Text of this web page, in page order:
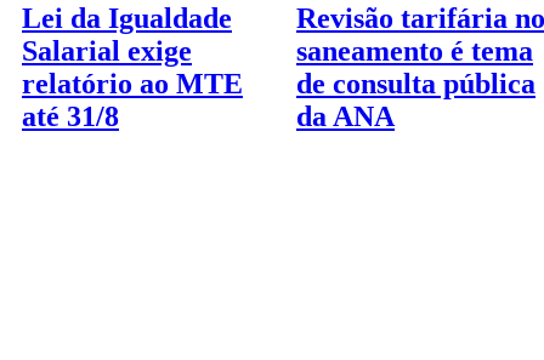
Lei da Igualdade
Salarial exige
relatório ao MTE
até 31/8
Revisão tarifária no
saneamento é tema
de consulta pública
da ANA